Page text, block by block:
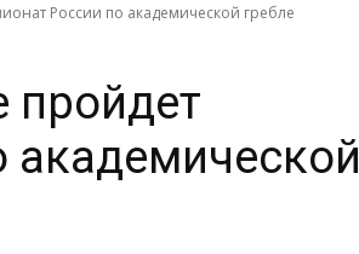
России по академической гребле
пройдет
академической